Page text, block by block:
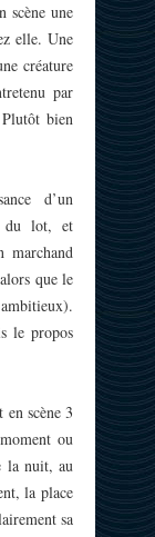
scène une
elle. Une
créature
par
bien
d’un
du lot, et
marchand
que le
le propos
en scène 3
ou
la nuit, au
la place
sa